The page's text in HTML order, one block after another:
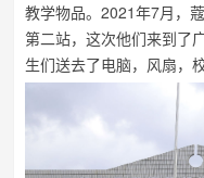
教学物品。2021年7月，
第二站，这次他们来到了
生们送去了电脑，风扇，